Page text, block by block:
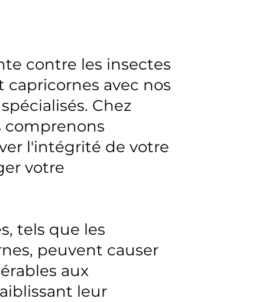
contre les insectes
capricornes avec nos
Chez
comprenons
l'intégrité de votre
votre
tels que les
peuvent causer
aux
leur